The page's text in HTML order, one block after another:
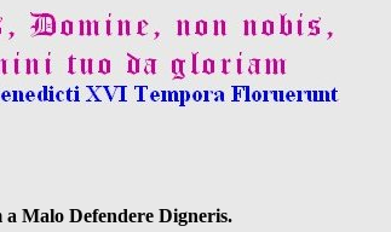
Malo Defendere Digneris.